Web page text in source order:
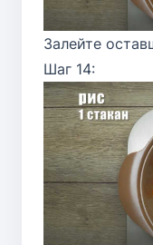
Залейте
Шаг 14: